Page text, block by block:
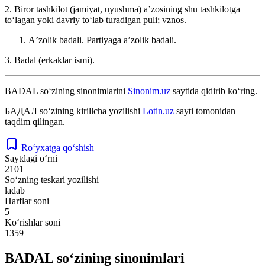
2. Biror tashkilot (jamiyat, uyushma) aʼzosining shu tashkilotga
toʻlagan yoki davriy toʻlab turadigan puli; vznos.
Aʼzolik badali. Partiyaga aʼzolik badali.
3. Badal (erkaklar ismi).
BADAL so‘zining sinonimlarini Sinonim.uz saytida qidirib ko‘ring.
БАДАЛ so‘zining kirillcha yozilishi Lotin.uz sayti tomonidan
taqdim qilingan.
Ro‘yxatga qo‘shish
Saytdagi o‘rni
2101
So‘zning teskari yozilishi
ladab
Harflar soni
5
Ko‘rishlar soni
1359
BADAL so‘zining sinonimlari